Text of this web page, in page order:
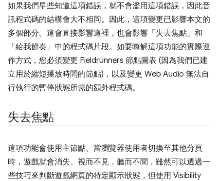
如果我們早些知道這項錯誤，就不會濫用這項錯誤，因此音
訊程式碼的結構會大不相同。因此，這項變更已影響本文的
多個部分。這會直接影響這裡，也會影響「失去焦點」和
「給我節奏」中的程式碼片段。如要瞭解這項功能的實際運
作方式，您必須變更 Fieldrunners 節點圖表 (因為我們已建
立用於縮短播放時間的節點)，以及變更 Web Audio 無法自
行執行的暫停狀態所需的額外程式碼。
失去焦點
這項功能會使用主節點。當瀏覽器使用者切換至其他分頁
時，遊戲就會消失。視而不見，聽而不聞，雖然可以透過一
些技巧來判斷遊戲網頁的特定顯示狀態，但使用 Visibility